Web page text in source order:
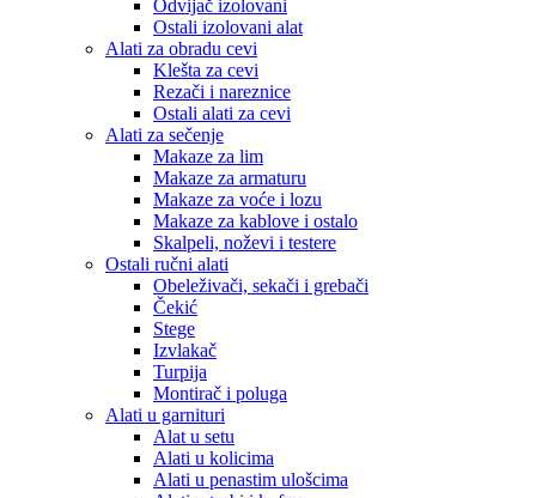
Odvijač izolovani
Ostali izolovani alat
Alati za obradu cevi
Klešta za cevi
Rezači i nareznice
Ostali alati za cevi
Alati za sečenje
Makaze za lim
Makaze za armaturu
Makaze za voće i lozu
Makaze za kablove i ostalo
Skalpeli, noževi i testere
Ostali ručni alati
Obeleživači, sekači i grebači
Čekić
Stege
Izvlakač
Turpija
Montirač i poluga
Alati u garnituri
Alat u setu
Alati u kolicima
Alati u penastim ulošcima